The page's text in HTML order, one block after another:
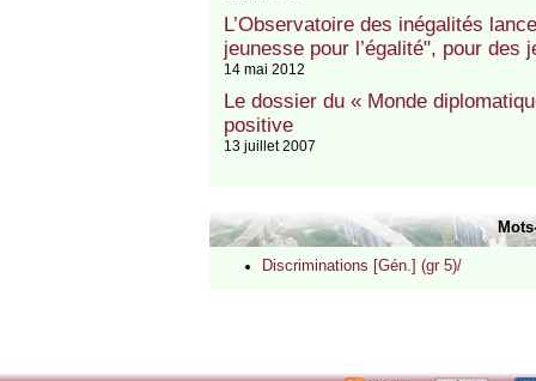
L’Observatoire des inégalités
jeunesse pour l’égalité", pour des
14 mai 2012
Le dossier du « Monde
positive
13 juillet 2007
Discriminations [Gén.] (gr 5)/